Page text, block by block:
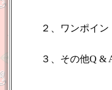
２、ワンポイ
３、その他Q &